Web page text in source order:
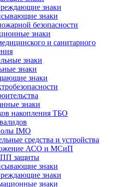
знаки
знаки
безопасности
знаки
и санитарного
знаки
знаки
знаки
знаки
накопления ТБО
IMO
средства и устройства
АСО и МСиП
защиты
знаки
знаки
знаки